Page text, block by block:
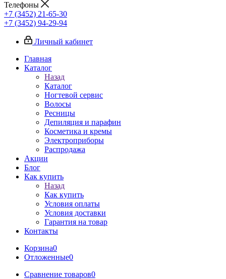
Телефоны
+7 (3452) 21-65-30
+7 (3452) 94-29-94
Личный кабинет
Главная
Каталог
Назад
Каталог
Ногтевой сервис
Волосы
Ресницы
Депиляция и парафин
Косметика и кремы
Электроприборы
Распродажа
Акции
Блог
Как купить
Назад
Как купить
Условия оплаты
Условия доставки
Гарантия на товар
Контакты
Корзина0
Отложенные0
Сравнение товаров0